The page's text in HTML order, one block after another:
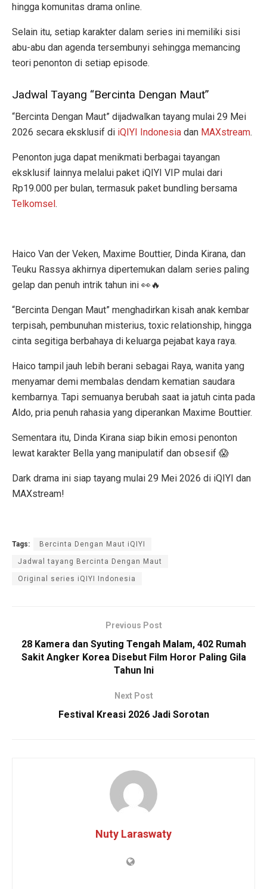
hingga komunitas drama online.
Selain itu, setiap karakter dalam series ini memiliki sisi
abu-abu dan agenda tersembunyi sehingga memancing
teori penonton di setiap episode.
Jadwal Tayang “Bercinta Dengan Maut”
“Bercinta Dengan Maut” dijadwalkan tayang mulai 29 Mei
2026 secara eksklusif di iQIYI Indonesia dan MAXstream.
Penonton juga dapat menikmati berbagai tayangan
eksklusif lainnya melalui paket iQIYI VIP mulai dari
Rp19.000 per bulan, termasuk paket bundling bersama
Telkomsel.
Haico Van der Veken, Maxime Bouttier, Dinda Kirana, dan
Teuku Rassya akhirnya dipertemukan dalam series paling
gelap dan penuh intrik tahun ini 👀🔥
“Bercinta Dengan Maut” menghadirkan kisah anak kembar
terpisah, pembunuhan misterius, toxic relationship, hingga
cinta segitiga berbahaya di keluarga pejabat kaya raya.
Haico tampil jauh lebih berani sebagai Raya, wanita yang
menyamar demi membalas dendam kematian saudara
kembarnya. Tapi semuanya berubah saat ia jatuh cinta pada
Aldo, pria penuh rahasia yang diperankan Maxime Bouttier.
Sementara itu, Dinda Kirana siap bikin emosi penonton
lewat karakter Bella yang manipulatif dan obsesif 😱
Dark drama ini siap tayang mulai 29 Mei 2026 di iQIYI dan
MAXstream!
Tags: Bercinta Dengan Maut iQIYI
Jadwal tayang Bercinta Dengan Maut
Original series iQIYI Indonesia
Previous Post
28 Kamera dan Syuting Tengah Malam, 402 Rumah
Sakit Angker Korea Disebut Film Horor Paling Gila
Tahun Ini
Next Post
Festival Kreasi 2026 Jadi Sorotan
Nuty Laraswaty